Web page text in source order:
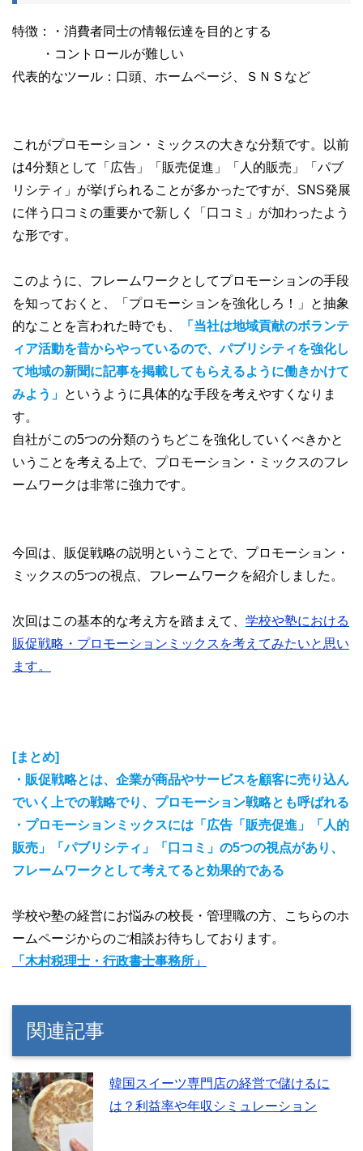
特徴：・消費者同士の情報伝達を目的とする
・コントロールが難しい
代表的なツール：口頭、ホームページ、ＳＮＳなど
これがプロモーション・ミックスの大きな分類です。以前
は4分類として「広告」「販売促進」「人的販売」「パブ
リシティ」が挙げられることが多かったですが、SNS発展
に伴う口コミの重要かで新しく「口コミ」が加わったよう
な形です。
このように、フレームワークとしてプロモーションの手段
を知っておくと、「プロモーションを強化しろ！」と抽象
的なことを言われた時でも、
「当社は地域貢献のボランテ
ィア活動を昔からやっているので、パブリシティを強化し
て地域の新聞に記事を掲載してもらえるように働きかけて
みよう」 というように具体的な手段を考えやすくなりま
す。
自社がこの5つの分類のうちどこを強化していくべきかと
いうことを考える上で、プロモーション・ミックスのフレ
ームワークは非常に強力です。
今回は、販促戦略の説明ということで、プロモーション・
ミックスの5つの視点、フレームワークを紹介しました。
次回はこの基本的な考え方を踏まえて、 学校や塾における
販促戦略・プロモーションミックスを考えてみたいと思い
ます。
[まとめ]
・販促戦略とは、企業が商品やサービスを顧客に売り込ん
でいく上での戦略でり、プロモーション戦略とも呼ばれる
・プロモーションミックスには「広告「販売促進」「人的
販売」「パブリシティ」「口コミ」の5つの視点があり、
フレームワークとして考えてると効果的である
学校や塾の経営にお悩みの校長・管理職の方、こちらのホ
ームページからのご相談お待ちしております。
「木村税理士・行政書士事務所」
関連記事
韓国スイーツ専門店の経営で儲けるに
は？利益率や年収シミュレーション